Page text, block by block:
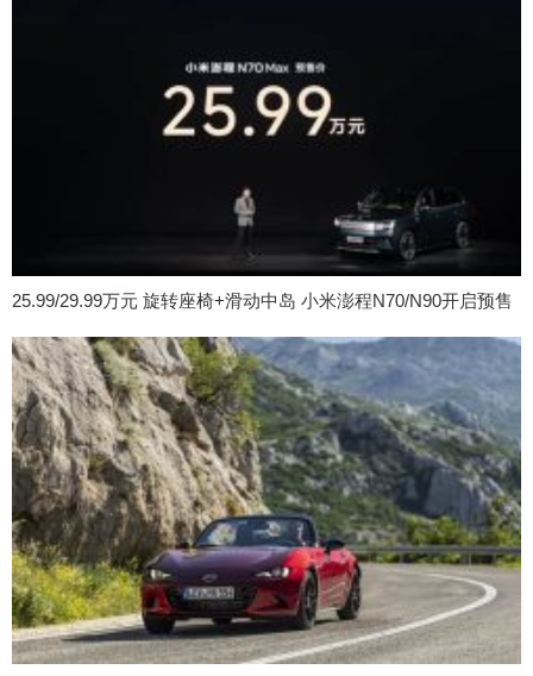
25.99/29.99万元 旋转座椅+滑动中岛 小米澎程N70/N90开启预售